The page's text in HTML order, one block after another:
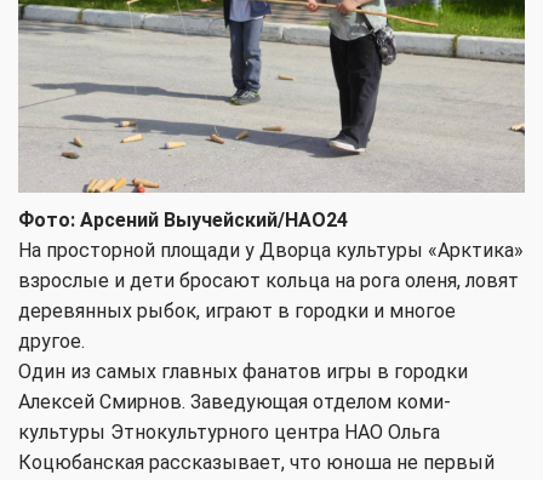
Фото: Арсений Выучейский/НАО24
На просторной площади у Дворца культуры «Арктика»
взрослые и дети бросают кольца на рога оленя, ловят
деревянных рыбок, играют в городки и многое
другое.
Один из самых главных фанатов игры в городки
Алексей Смирнов. Заведующая отделом коми-
культуры Этнокультурного центра НАО Ольга
Коцюбанская рассказывает, что юноша не первый